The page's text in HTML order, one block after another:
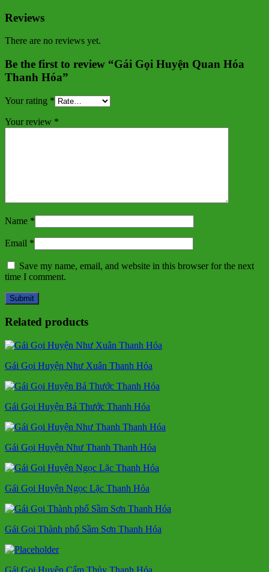
Reviews
There are no reviews yet.
Be the first to review “Gái Gọi Huyện Quan Hóa
Thanh Hóa”
Your rating *
Your review *
Name *
Email *
Save my name, email, and website in this browser for the next
time I comment.
Related products
Gái Gọi Huyện Như Xuân Thanh Hóa
Gái Gọi Huyện Bá Thước Thanh Hóa
Gái Gọi Huyện Như Thanh Thanh Hóa
Gái Gọi Huyện Ngọc Lặc Thanh Hóa
Gái Gọi Thành phố Sầm Sơn Thanh Hóa